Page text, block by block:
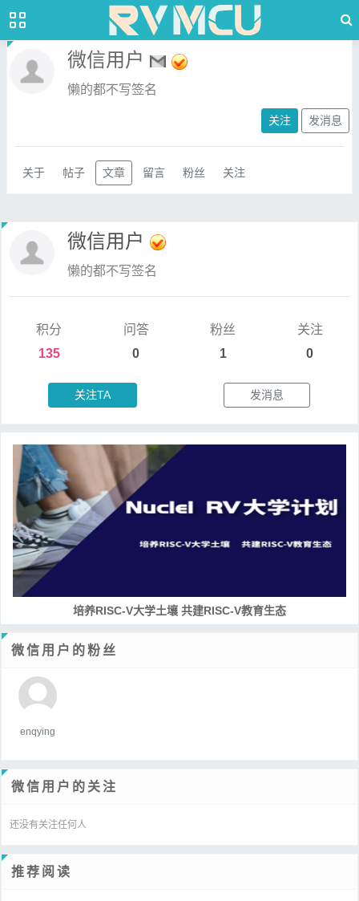
微信用户
懒的都不写签名
关注 发消息
关于 帖子 文章 留言 粉丝 关注
微信用户
懒的都不写签名
积分
135
问答
0
粉丝
1
关注
0
关注TA 发消息
培养RISC-V大学土壤 共建RISC-V教育生态
微信用户的粉丝
enqying
微信用户的关注
还没有关注任何人
推荐阅读